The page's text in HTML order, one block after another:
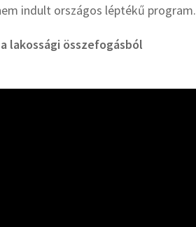
indult országos léptékű program.
lakossági összefogásból